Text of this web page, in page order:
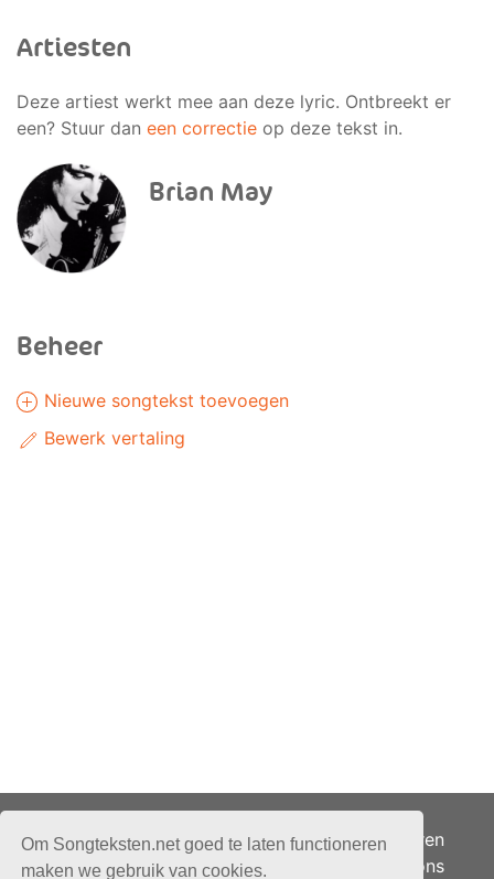
Om Songteksten.net goed te laten functioneren
maken we gebruik van cookies.
Artiesten
Deze artiest werkt mee aan deze lyric. Ontbreekt er
een? Stuur dan een correctie op deze tekst in.
Brian May
Beheer
Nieuwe songtekst toevoegen
Bewerk vertaling
Adverteren
Over ons